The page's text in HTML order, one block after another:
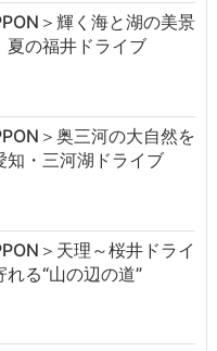
＞輝く海と湖の美景
夏の福井ドライブ
＞奥三河の大自然を
知・三河湖ドライブ
＞天理～桜井ドライ
る“山の辺の道”